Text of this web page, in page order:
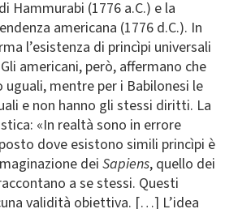
Hammurabi (1776 a.C.) e la
americana (1776 d.C.). In
l’esistenza di princìpi universali
americani, però, affermano che
mentre per i Babilonesi le
e non hanno gli stessi diritti. La
«In realtà sono in errore
dove esistono simili princìpi è
dei Sapiens, quello dei
a se stessi. Questi
validità obiettiva. […] L’idea